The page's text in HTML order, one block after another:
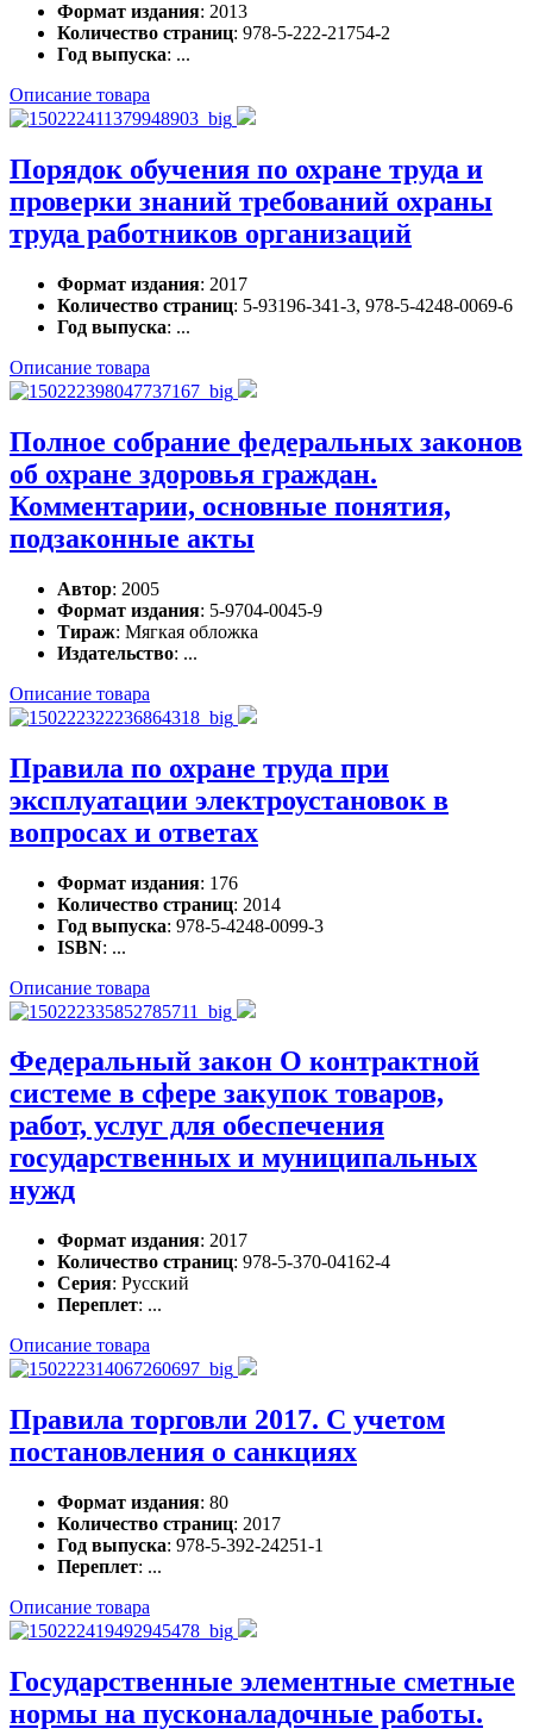
Формат издания: 2013
Количество страниц: 978-5-222-21754-2
Год выпуска: ...
Описание товара
Порядок обучения по охране труда и
проверки знаний требований охраны
труда работников организаций
Формат издания: 2017
Количество страниц: 5-93196-341-3, 978-5-4248-0069-6
Год выпуска: ...
Описание товара
Полное собрание федеральных законов
об охране здоровья граждан.
Комментарии, основные понятия,
подзаконные акты
Автор: 2005
Формат издания: 5-9704-0045-9
Тираж: Мягкая обложка
Издательство: ...
Описание товара
Правила по охране труда при
эксплуатации электроустановок в
вопросах и ответах
Формат издания: 176
Количество страниц: 2014
Год выпуска: 978-5-4248-0099-3
ISBN: ...
Описание товара
Федеральный закон О контрактной
системе в сфере закупок товаров,
работ, услуг для обеспечения
государственных и муниципальных
нужд
Формат издания: 2017
Количество страниц: 978-5-370-04162-4
Серия: Русский
Переплет: ...
Описание товара
Правила торговли 2017. С учетом
постановления о санкциях
Формат издания: 80
Количество страниц: 2017
Год выпуска: 978-5-392-24251-1
Переплет: ...
Описание товара
Государственные элементные сметные
нормы на пусконаладочные работы.